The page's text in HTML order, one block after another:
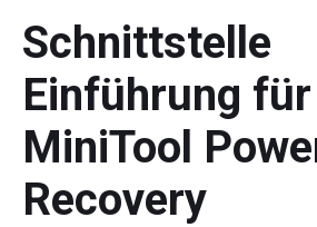
Schnittstelle
Einführung für
MiniTool
Recovery